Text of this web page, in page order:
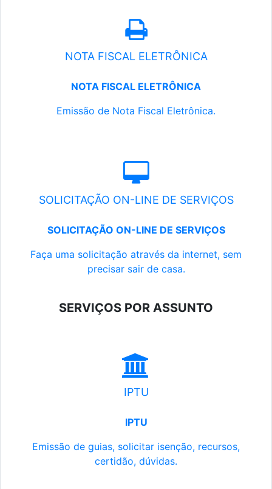
NOTA FISCAL ELETRÔNICA
NOTA FISCAL ELETRÔNICA
Emissão de Nota Fiscal Eletrônica.
SOLICITAÇÃO ON-LINE DE SERVIÇOS
SOLICITAÇÃO ON-LINE DE SERVIÇOS
Faça uma solicitação através da internet, sem
precisar sair de casa.
SERVIÇOS POR ASSUNTO
IPTU
IPTU
Emissão de guias, solicitar isenção, recursos,
certidão, dúvidas.